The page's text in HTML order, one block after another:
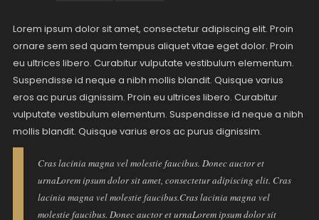
Lorem ipsum dolor sit amet, consectetur adipiscing elit. Proin
ornare sem sed quam tempus aliquet vitae eget dolor. Proin
eu ultrices libero. Curabitur vulputate vestibulum elementum.
Suspendisse id neque a nibh mollis blandit. Quisque varius
eros ac purus dignissim. Proin eu ultrices libero. Curabitur
vulputate vestibulum elementum. Suspendisse id neque a nibh
mollis blandit. Quisque varius eros ac purus dignissim.
Cras lacinia magna vel molestie faucibus. Donec auctor et
urnaLorem ipsum dolor sit amet, consectetur adipiscing elit. Cras
lacinia magna vel molestie faucibus.Cras lacinia magna vel
molestie faucibus. Donec auctor et urnaLorem ipsum dolor sit